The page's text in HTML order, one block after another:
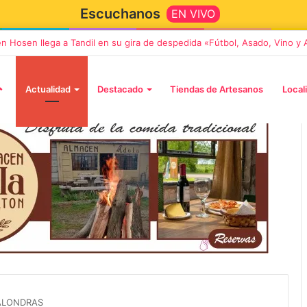
Escuchanos EN VIVO
Hosen llega a Tandil en su gira de despedida «Fútbol, Asado, Vino y
Actualidad Destacado Tiendas de Artesanos
«Noel», un
con dos
en su gira de despedida